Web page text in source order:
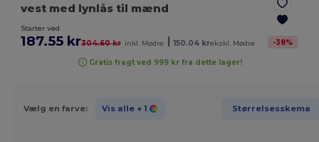
vest med lynlås til mænd
Starter ved
187.55 kr304.60 kr inkl. Mødre 150.04 krekskl. Mødre -38%
Gratis fragt ved 999 kr fra dette lager!
Vælg en farve: Vis alle + 1 Størrelsesskema